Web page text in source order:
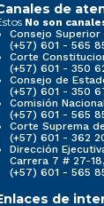
de
No son
Consejo
(+57) 601 - 565
Corte
(+57) 601 - 350
Consejo de
(+57) 601 - 350
Comisión
(+57) 601 - 565
Corte Suprema
(+57) 601 - 362
Dirección
Carrera 7 # 27-
(+57) 601 - 565
de